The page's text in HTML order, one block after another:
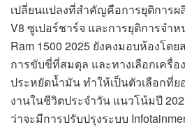
เปลี่ยนแปลงที่สำคัญคือการยุติการผ
V8 ซูเปอร์ชาร์จ และการยุติการจำห
Ram 1500 2025 ยังคงมอบห้องโด
การขับขี่ที่สมดุล และทางเลือกเครื่
ประหยัดน้ำมัน ทำให้เป็นตัวเลือกที่ย
งานในชีวิตประจำวัน แนวโน้มปี
ว่าจะมีการปรับปรุงระบบ